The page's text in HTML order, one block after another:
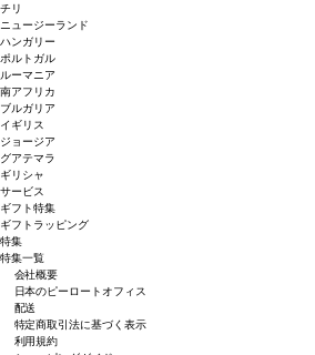
チリ
ニュージーランド
ハンガリー
ポルトガル
ルーマニア
南アフリカ
ブルガリア
イギリス
ジョージア
グアテマラ
ギリシャ
サービス
ギフト特集
ギフトラッピング
特集
特集一覧
会社概要
日本のピーロートオフィス
配送
特定商取引法に基づく表示
利用規約